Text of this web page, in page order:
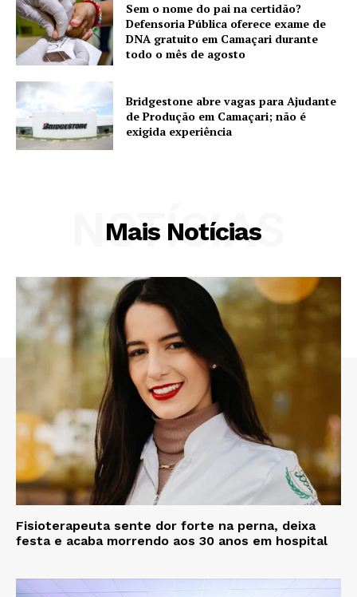
Sem o nome do pai na certidão?
Defensoria Pública oferece exame de
DNA gratuito em Camaçari durante
todo o mês de agosto
Bridgestone abre vagas para Ajudante
de Produção em Camaçari; não é
exigida experiência
Mais Notícias
NOTÍCIAS
Fisioterapeuta sente dor forte na perna, deixa
festa e acaba morrendo aos 30 anos em hospital